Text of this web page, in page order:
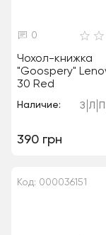
0
Чохол-книжка
"Goospery"
30 Red
Наличие: З Л
390 грн
Код: 000036151